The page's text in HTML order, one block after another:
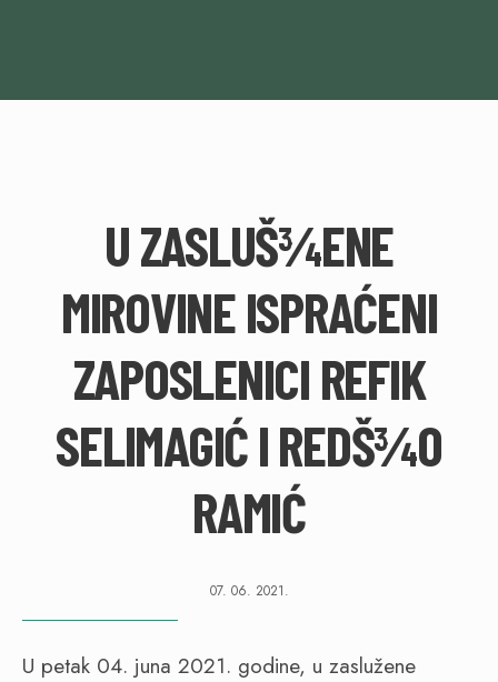
U ZASLUŠ¾ENE
MIROVINE ISPRAĆENI
ZAPOSLENICI REFIK
SELIMAGIĆ I REDŠ¾O
RAMIĆ
07. 06. 2021.
U petak 04. juna 2021. godine, u zaslužene